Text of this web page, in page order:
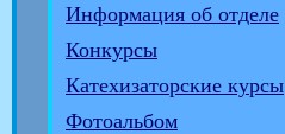
Информация об отделе
Конкурсы
Катехизаторские курсы
Фотоальбом